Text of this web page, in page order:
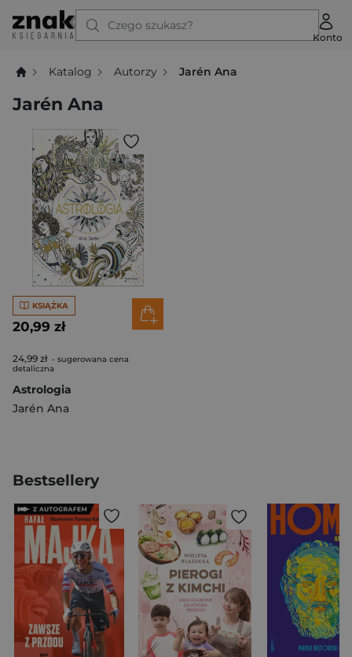
Czego szukasz?
Konto
Katalog Autorzy Jarén Ana
Jarén Ana
KSIĄŻKA
20,99 zł
24,99 zł - sugerowana cena
detaliczna
Astrologia
Jarén Ana
Bestsellery